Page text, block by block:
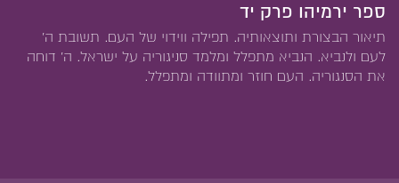
ספר ירמיהו פרק יד
תיאור הבצורת ותוצאותיה. תפילה ווידוי של העם. תשובת ה'
לעם ולנביא. הנביא מתפלל ומלמד סניגוריה על ישראל. ה' דוחה
את הסנגוריה. העם חוזר ומתוודה ומתפלל.